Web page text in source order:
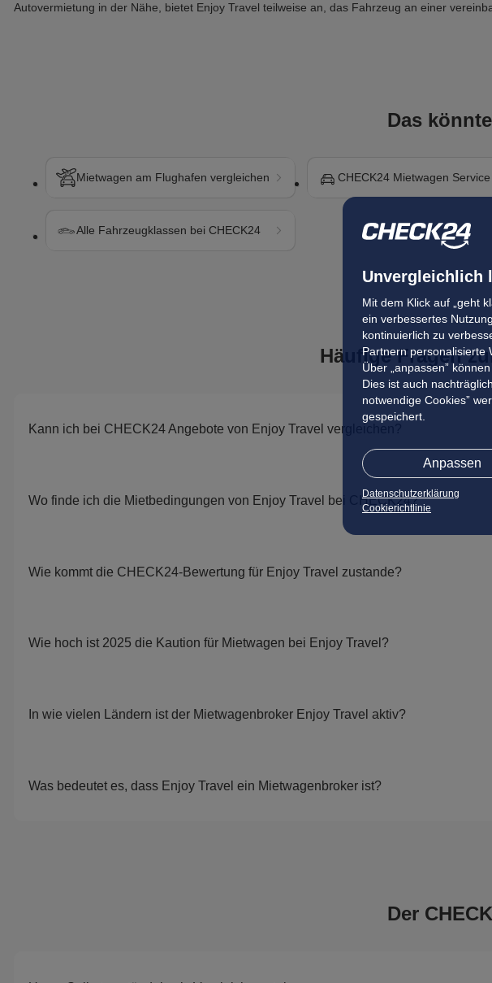
Unvergleichlich
Mit dem Klick auf „geht
ein verbessertes
kontinuierlich zu
Partnern personalisierte
Über „anpassen”
Dies ist auch
notwendige Cookies”
gespeichert.
Anpassen
Datenschutzerklärung
Cookierichtlinie
Autovermietung in der Nähe, bietet Enjoy Travel teilweise an, das Fahrzeug an einer
Das
Mietwagen am Flughafen vergleichen CHECK24 Mietwagen Service
Alle Fahrzeugklassen bei CHECK24
Häufige Fragen
Kann ich bei CHECK24 Angebote von Enjoy Travel vergleichen?
Wo finde ich die Mietbedingungen von Enjoy Travel bei CHECK24?
Wie kommt die CHECK24-Bewertung für Enjoy Travel zustande?
Wie hoch ist 2025 die Kaution für Mietwagen bei Enjoy Travel?
In wie vielen Ländern ist der Mietwagenbroker Enjoy Travel aktiv?
Was bedeutet es, dass Enjoy Travel ein Mietwagenbroker ist?
Der